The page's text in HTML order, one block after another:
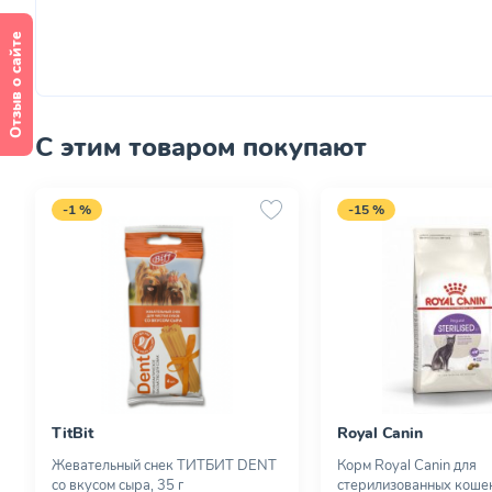
С этим товаром покупают
-1 %
TitBit
Жевательный снек ТИТБИТ DENT
со вкусом сыра, 35 г
-15 %
Royal Canin
Корм Royal Canin для
стерилизованных
Отзыв о сайте